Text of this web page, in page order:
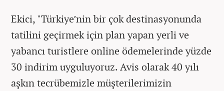
Ekici, "Türkiye’nin bir çok destinasyonunda
tatilini geçirmek için plan yapan yerli ve
yabancı turistlere online ödemelerinde yüzde
30 indirim uyguluyoruz. Avis olarak 40 yılı
aşkın tecrübemizle müşterilerimizin